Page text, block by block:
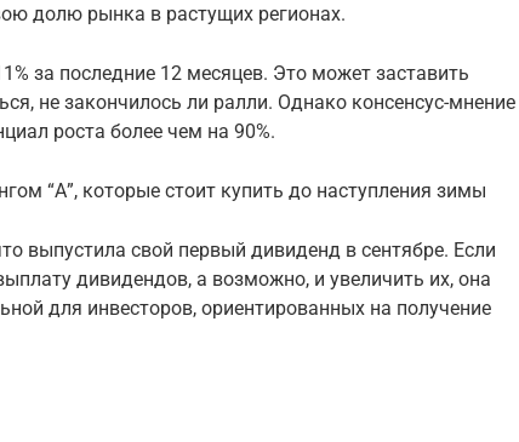
долю рынка в растущих регионах.
за последние 12 месяцев. Это может заставить
не закончилось ли ралли. Однако консенсус-мнение
роста более чем на 90%.
“А”, которые стоит купить до наступления зимы
выпустила свой первый дивиденд в сентябре. Если
дивидендов, а возможно, и увеличить их, она
для инвесторов, ориентированных на получение